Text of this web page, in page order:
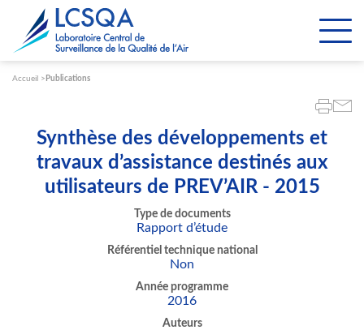
Accueil Publications
Synthèse des développements et
travaux d’assistance destinés aux
utilisateurs de PREV’AIR - 2015
Type de documents
Rapport d’étude
Référentiel technique national
Non
Année programme
2016
Auteurs
Paramétrer les cookies